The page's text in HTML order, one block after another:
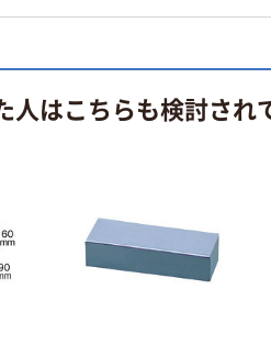
人はこちらも検討され